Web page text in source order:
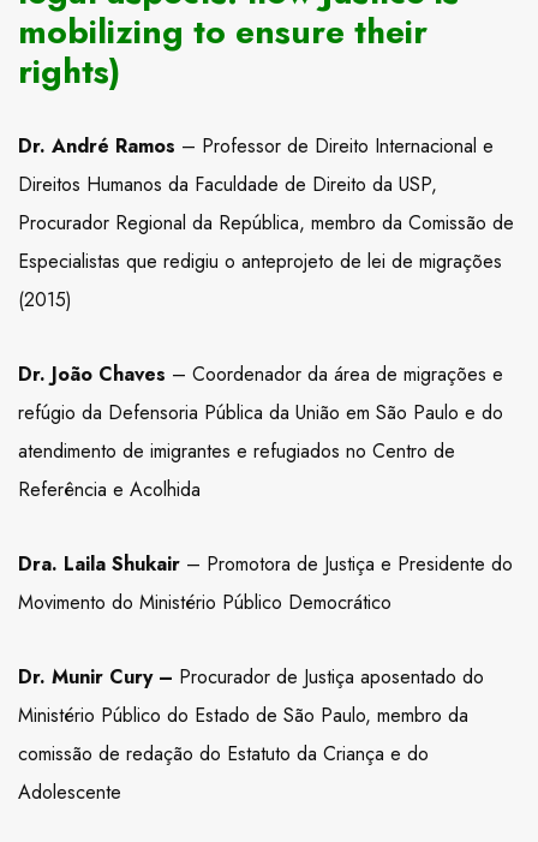
mobilizing to ensure their
rights)
Dr. André Ramos – Professor de Direito Internacional e
Direitos Humanos da Faculdade de Direito da USP,
Procurador Regional da República, membro da Comissão de
Especialistas que redigiu o anteprojeto de lei de migrações
(2015)
Dr. João Chaves – Coordenador da área de migrações e
refúgio da Defensoria Pública da União em São Paulo e do
atendimento de imigrantes e refugiados no Centro de
Referência e Acolhida
Dra. Laila Shukair – Promotora de Justiça e Presidente do
Movimento do Ministério Público Democrático
Dr. Munir Cury – Procurador de Justiça aposentado do
Ministério Público do Estado de São Paulo, membro da
comissão de redação do Estatuto da Criança e do
Adolescente